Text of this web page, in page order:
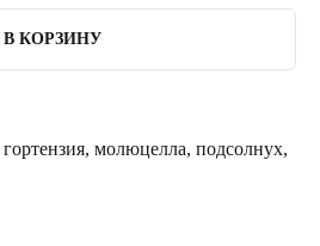
В КОРЗИНУ
молюцелла, подсолнух,